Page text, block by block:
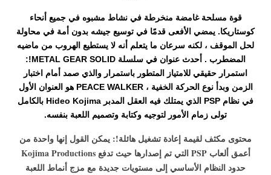
قوة مسلحة غامضة منخرطة في نشاط مشبوه في جميع أنحاء
كوستاريكا. يمضي الأفعى قدمًا في توسيع جيشه بدون أمة في محاولة
لحل الموقف ، لكنه سرعان ما يتعلم أنه لا يستطيع الهروب من ماضيه
المضطرب
. أحدث عنوان في سلسلة METAL GEAR SOLID!:
استمرار حقيقي للامتياز المتطور باستمرار والذي صمد أمام اختبار
الزمن وبدأ نوع الحركة الخفية ، PEACE WALKER هو العنوان الأول
في نظام PSP الذي يمتلك فيه العقل المدبر Hideo Kojima بالكامل
تولى زمام الأمور لتوجيه وكتابة وتصميم اللعبة بنفسه.
محتوى مكثف لقيمة إعادة تشغيل هائلة!: يمكن القول إنها واحدة من
أعمق ألعاب PSP التي تم إصدارها حيث تدفع Kojima Productions
حدود النظام الأساسي إلى مستويات جديدة مع مزج أنماط اللعبة